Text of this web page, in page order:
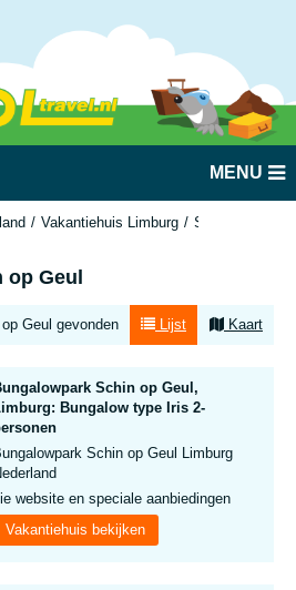
MENU
Vakantiehuis Limburg Schin op Geul
Geul
Geul gevonden Lijst Kaart
Schin op Geul,
Bungalow type Iris 2-
Schin op Geul Limburg
website en speciale aanbiedingen
Vakantiehuis bekijken